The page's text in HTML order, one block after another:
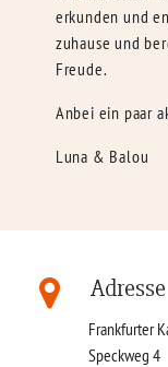
erkunden und
zuhause und
Freude.
Anbei ein paar
Luna & Balou
Adresse
Frankfurter
Speckweg 4